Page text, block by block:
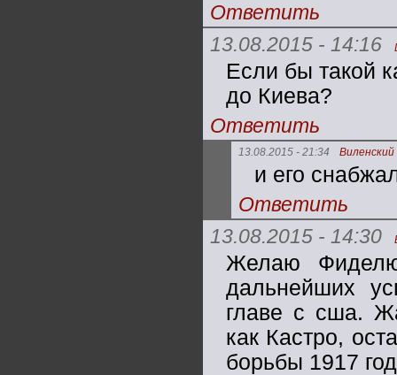
Ответить
13.08.2015 - 14:16
Если бы такой
до Киева?
Ответить
13.08.2015 - 21:34 Виленский
и его
Ответить
13.08.2015 - 14:30
Желаю
дальнейших
главе с сша.
как Кастро,
борьбы 1917